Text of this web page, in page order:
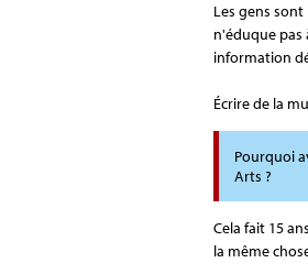
Les gens
n'éduque pas
information
Écrire de la
Pourquoi
Arts ?
Cela fait 15
la même